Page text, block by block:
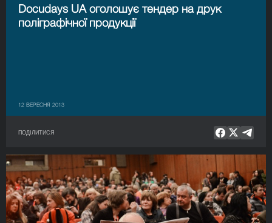
Docudays UA оголошує тендер на друк
поліграфічної продукції
12 ВЕРЕСНЯ 2013
ПОДІЛИТИСЯ